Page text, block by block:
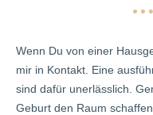
Wenn Du von einer
mir in Kontakt. Eine
sind dafür unerlässlich.
Geburt den Raum